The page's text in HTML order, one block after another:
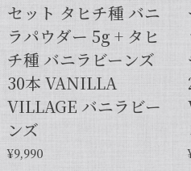
セット タヒチ種 バニ
ラパウダー 5g + タヒ
チ種 バニラビーンズ
30本 VANILLA
VILLAGE バニラビー
ンズ
¥9,990